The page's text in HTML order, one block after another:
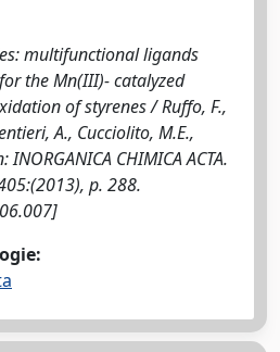
multifunctional ligands
the Mn(III)- catalyzed
of styrenes / Ruffo, F.,
A., Cucciolito, M.E.,
INORGANICA CHIMICA ACTA.
p. 288.